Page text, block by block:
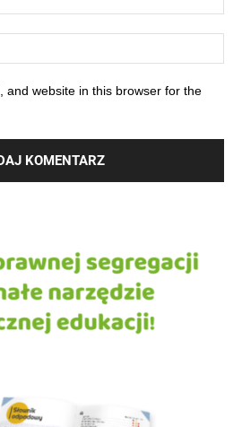
and website in this browser for the